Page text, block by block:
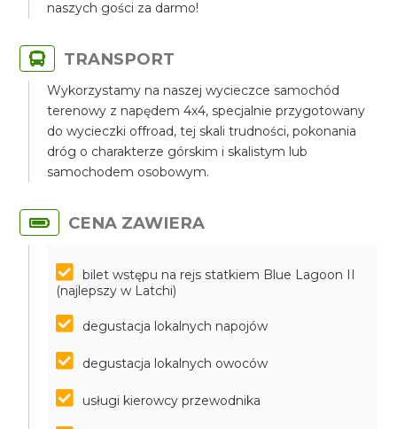
naszych gości za darmo!
TRANSPORT
Wykorzystamy na naszej wycieczce samochód
terenowy z napędem 4x4, specjalnie przygotowany
do wycieczki offroad, tej skali trudności, pokonania
dróg o charakterze górskim i skalistym lub
samochodem osobowym.
CENA ZAWIERA
bilet wstępu na rejs statkiem Blue Lagoon II
(najlepszy w Latchi)
degustacja lokalnych napojów
degustacja lokalnych owoców
usługi kierowcy przewodnika